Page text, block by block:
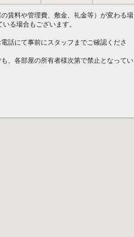
賃料や管理費、敷金、礼金等）が変わる場
る場合もございます。
話にて事前にスタッフまでご確認くださ
、各部屋の所有者様次第で禁止となってい